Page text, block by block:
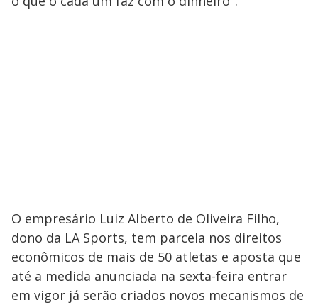
O empresário Luiz Alberto de Oliveira Filho,
dono da LA Sports, tem parcela nos direitos
econômicos de mais de 50 atletas e aposta que
até a medida anunciada na sexta-feira entrar
em vigor já serão criados novos mecanismos de